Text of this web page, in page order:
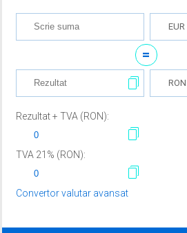
EUR
=
RON
Rezultat + TVA (RON):
TVA 21 % (RON):
Convertor valutar avansat